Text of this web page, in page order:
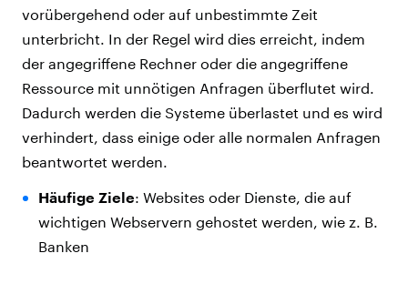
vorübergehend oder auf unbestimmte Zeit
unterbricht. In der Regel wird dies erreicht, indem
der angegriffene Rechner oder die angegriffene
Ressource mit unnötigen Anfragen überflutet wird.
Dadurch werden die Systeme überlastet und es wird
verhindert, dass einige oder alle normalen Anfragen
beantwortet werden.
Häufige Ziele: Websites oder Dienste, die auf
wichtigen Webservern gehostet werden, wie z. B.
Banken